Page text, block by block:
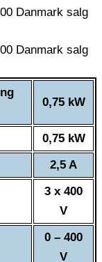
0,75 kW
0,75 kW
2,5 A
3 x 400
V
0 – 400
V